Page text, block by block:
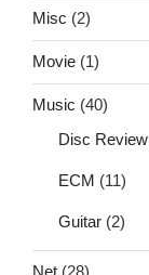
Misc (2)
Movie (1)
Music (40)
Disc Review
ECM (11)
Guitar (2)